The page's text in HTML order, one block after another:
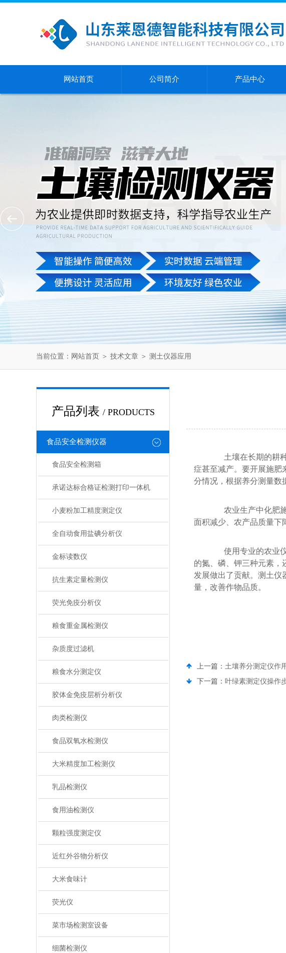
网站首页 公司简介 产品中心
当前位置： 网站首页 ＞ 技术文章 ＞ 测土仪器应用
产品列表 / PRODUCTS
食品安全检测仪器
食品安全检测箱
承诺达标合格证检测打印一体机
小麦粉加工精度测定仪
全自动食用盐碘分析仪
金标读数仪
抗生素定量检测仪
荧光免疫分析仪
粮食重金属检测仪
杂质度过滤机
粮食水分测定仪
胶体金免疫层析分析仪
肉类检测仪
食品双氧水检测仪
大米精度加工检测仪
乳品检测仪
食用油检测仪
颗粒强度测定仪
近红外谷物分析仪
大米食味计
荧光仪
菜市场检测室设备
细菌检测仪
（↑点击公
土壤在长期的耕种
症甚至减产。要开展施肥
分情况，根据养分测量数
农业生产中化肥施
面积减少、农产品质量下
使用专业的农业仪
的氮、磷、钾三种元素，
发展做出了贡献。测土仪
量，改善作物品质。
上一篇： 土壤养分测定仪作
下一篇： 叶绿素测定仪操作